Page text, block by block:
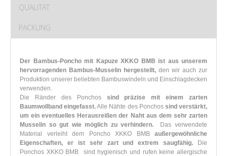
QUALITÄT
PACKUNG
Der Bambus-Poncho mit Kapuze XKKO BMB ist aus unserem
hervorragenden Bambus-Musselin hergestellt, den wir auch zur
Produktion unserer beliebten Bambuswindeln und Einschlagdecken
verwenden.
Die Ränder des Ponchos sind präzise mit einem zarten
Baumwollband eingefasst.Alle Nähte des Ponchos sind verstärkt,
um ein eventuelles Herausreißen der Naht aus dem sehr zarten
Musselin so gut wie möglich zu verhindern.
Das verwendete
Material verleiht dem Poncho XKKO BMB außergewöhnliche
Eigenschaften, er ist sehr zart und extrem saugfähig.
Die
Ponchos XKKO BMB sind hygienisch und rufen keine allergische